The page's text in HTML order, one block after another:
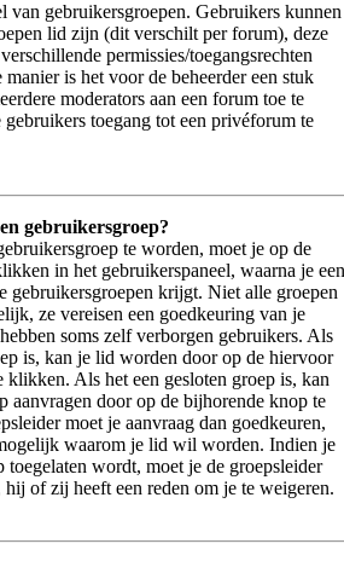
van gebruikersgroepen. Gebruikers kunnen
lid zijn (dit verschilt per forum), deze
permissies/toegangsrechten
manier is het voor de beheerder een stuk
moderators aan een forum toe te
toegang tot een privéforum te
gebruikersgroep?
te worden, moet je op de
in het gebruikerspaneel, waarna je een
gebruikersgroepen krijgt. Niet alle groepen
ze vereisen een goedkeuring van je
soms zelf verborgen gebruikers. Als
is, kan je lid worden door op de hiervoor
klikken. Als het een gesloten groep is, kan
aanvragen door op de bijhorende knop te
moet je aanvraag dan goedkeuren,
waarom je lid wil worden. Indien je
toegelaten wordt, moet je de groepsleider
of zij heeft een reden om je te weigeren.